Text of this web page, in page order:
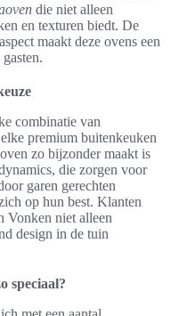
die niet alleen
en texturen biedt. De
maakt deze ovens een
combinatie van
premium buitenkeuken
zo bijzonder maakt is
die zorgen voor
garen gerechten
op hun best. Klanten
Vonken niet alleen
design in de tuin
speciaal?